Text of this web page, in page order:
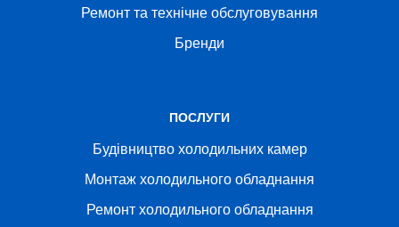
Ремонт та технічне обслуговування
Бренди
ПОСЛУГИ
Будівництво холодильних камер
Монтаж холодильного обладнання
Ремонт холодильного обладнання